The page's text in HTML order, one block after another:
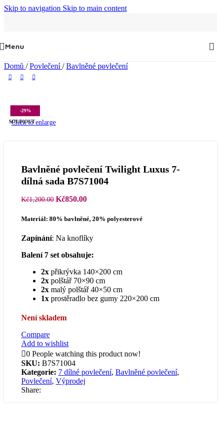
Skip to navigation Skip to main content
Menu
Domů / Povlečení/ Bavlněné povlečení
-29%
SOLD OUT
Click to enlarge
Bavlněné povlečení Twilight Luxus 7-
dílná sada B7S71004
Kč1,200.00 Původní
byla:
Kč850.00Aktuální
je:
Kč850.00.
Materiál: 80% bavlněné, 20% polyesterové
Zapínání: Na knoflíky
Balení 7 set obsahuje:
2x přikrývka 140×200 cm
2x polštář 70×90 cm
2x malý polštář 40×50 cm
1x prostěradlo bez gumy 220×200 cm
Není skladem
Compare
Add to wishlist
0 People watching this product now!
SKU: B7S71004
Kategorie: 7 dílné povlečení, Bavlněné povlečení,
Povlečení, Výprodej
Share: